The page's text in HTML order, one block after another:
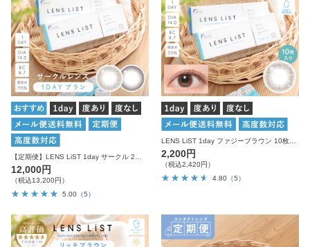
12,000円
（税込13,200円）
5.00 （5）
2,200円
（税込2,420円）
4.80 （5）